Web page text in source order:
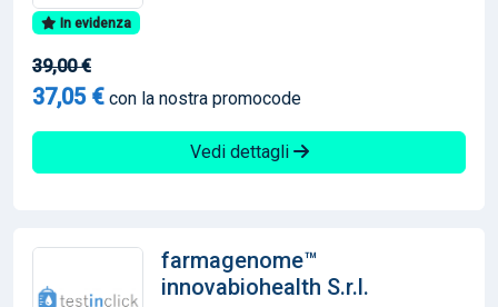
In evidenza
39,00 €
37,05 € con la nostra promocode
Vedi dettagli
farmagenome™
innovabiohealth S.r.l.